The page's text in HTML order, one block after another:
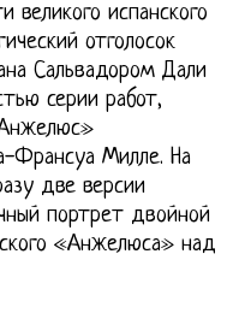
испанского
отголосок
Сальвадором Дали
серии работ,
Франсуа Милле. На
две версии
портрет двойной
«Анжелюса» над